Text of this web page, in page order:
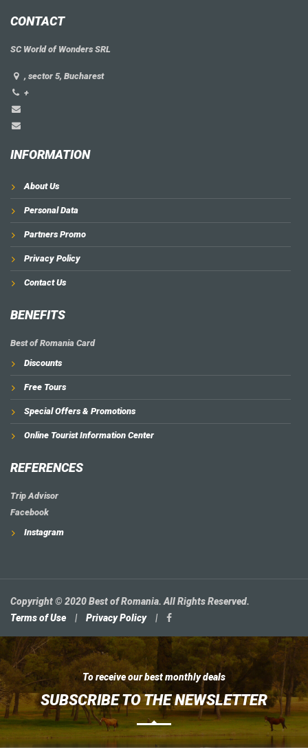
CONTACT
SC World of Wonders SRL
, sector 5, Bucharest
+
INFORMATION
About Us
Personal Data
Partners Promo
Privacy Policy
Contact Us
BENEFITS
Best of Romania Card
Discounts
Free Tours
Special Offers & Promotions
Online Tourist Information Center
REFERENCES
Trip Advisor
Facebook
Instagram
Copyright © 2020 Best of Romania. All Rights Reserved.
Terms of Use
| Privacy Policy |
To receive our best monthly deals
SUBSCRIBE TO THE NEWSLETTER